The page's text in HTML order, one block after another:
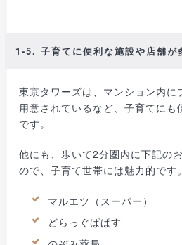
1-5. 子育てに便利な施設や店舗が
東京タワーズは、マンション内に
用意されているなど、子育てにも
です。
他にも、歩いて2分圏内に下記の
ので、子育て世帯には魅力的です。
マルエツ（スーパー）
どらっぐぱぱす